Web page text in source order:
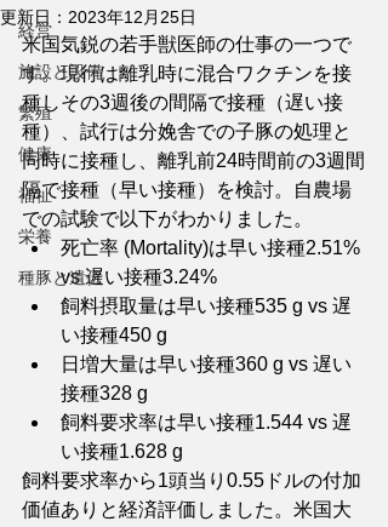
経営
施設と設備
繁殖
健康
福祉
栄養
種豚と遺伝
更新日： 2023年12月25日
米国気鋭の若手獣医師の仕事の一つで
す。現行は離乳時に混合ワクチンを接
種しその3週後の間隔で接種（遅い接
種）、試行は分娩舎での子豚の処理と
同時に接種し、離乳前24時間前の3週間
隔で接種（早い接種）を検討。自農場
での試験で以下がわかりました。
死亡率 (Mortality)は早い接種2.51%
vs 遅い接種3.24%
飼料摂取量は早い接種535 g vs 遅
い接種450 g
日増大量は早い接種360 g vs 遅い
接種328 g
飼料要求率は早い接種1.544 vs 遅
い接種1.628 g
飼料要求率から1頭当り0.55ドルの付加
価値ありと経済評価しました。米国大